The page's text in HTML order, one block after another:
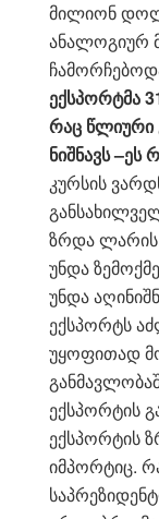
მილიონ
ანალოგიურ
ექსპორტმა
რაც წლიური
ნიშნავს
კურსის
ზრდა ლარის
უნდა
უნდა
ექსპორტს
უყოფითად
ექსპორტის
ექსპორტის
იმპორტიც.